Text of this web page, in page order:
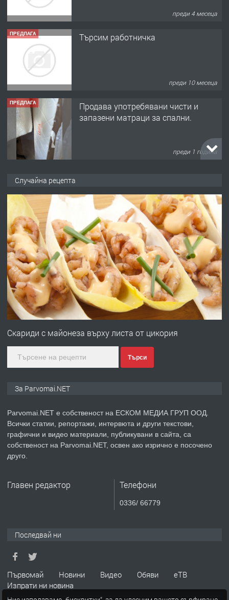
преди 4 месеца
ПРЕДЛАГА Търсим работничка
преди 10 месеца
ПРЕДЛАГА
Продава употребявани чисти и
запазени матраци за спални.
преди 1 година
преди 1 година
ПРЕДЛАГА
Първи поход "По стъпките на Ангел
Войвода"
преди 1 година
ПРЕДЛАГА
Монтажник на малки детайли за
преди 1 година
ПРЕДЛАГА
Продавам апартамент - гр.
ПРЕДЛАГА
Търсим работник за работа в
Случайна рецепта
Скариди с майонеза върху листа от цикория
Търси
За Parvomai.NET
Parvomai.NET е собственост на ЕСКОМ МЕДИА ГРУП ООД.
Всички статии, репортажи, интервюта и други текстови,
графични и видео материали, публикувани в сайта, са
собственост на Parvomai.NET, освен ако изрично е посочено
друго.
Главен редактор Телефони
0336/ 66779
Последвай ни
Първомай Новини Видео Обяви
еТВ
Изпрати ни новина